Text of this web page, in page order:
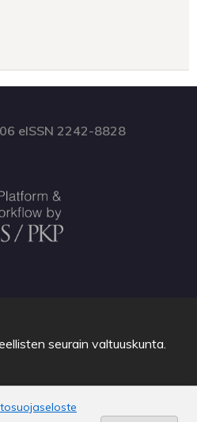
eISSN 2242-8828
seurain valtuuskunta.